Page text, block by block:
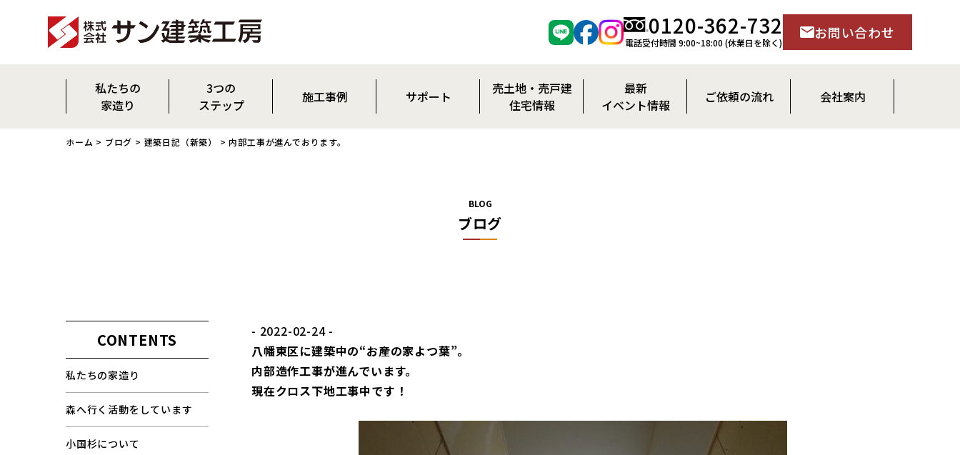
0120-362-732
電話受付時間 9:00~18:00 (休業日を除く)
お問い合わせ
私たちの
家造り
3つの
ステップ
施工事例 サポート
売土地・売戸建
住宅情報
最新
イベント情報
ご依頼の流れ 会社案内
ホーム > ブログ > 建築日記（新築） > 内部工事が進んでおります。
BLOG
ブログ
- 2022-02-24 -
八幡東区に建築中の“お産の家よつ葉”。
内部造作工事が進んでいます。
現在クロス下地工事中です！
CONTENTS
私たちの家造り
森へ行く活動をしています
小国杉について